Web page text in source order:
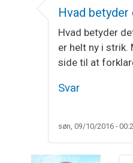
Hvad
Hvad betyder
er helt ny i strik.
side til at
Svar
søn, 09/10/2016 -